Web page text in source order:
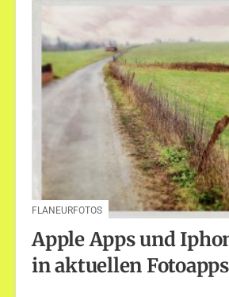
FLANEURFOTOS
Apple Apps und
in aktuellen